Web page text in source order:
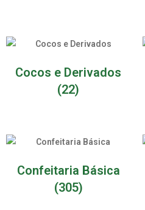
Cocos e Derivados
(22)
Confeitaria Básica
(305)